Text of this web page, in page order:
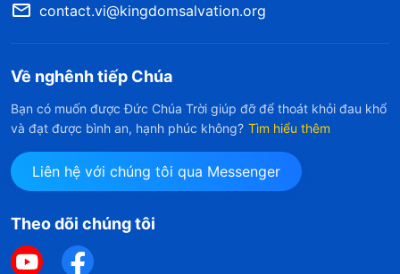
contact.vi@kingdomsalvation.org
Về nghênh tiếp Chúa
Bạn có muốn được Đức Chúa Trời giúp đỡ để thoát khỏi đau khổ
và đạt được bình an, hạnh phúc không? Tìm hiểu thêm
Liên hệ với chúng tôi qua Messenger
Theo dõi chúng tôi